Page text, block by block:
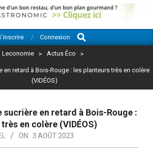
Connexion
Search
Leconomie > Actus Éco >
en retard à Bois-Rouge : les planteurs très en colère
(VIDÉOS)
sucrière en retard à Bois-Rouge :
en colère (VIDÉOS)
ON: 3 AOÛT 2023